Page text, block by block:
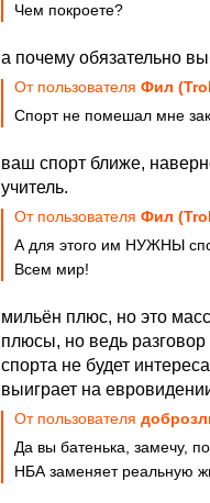
Чем покроете?
а почему обязательно
От пользователя Фил
Спорт не помешал мне
ваш спорт ближе,
учитель.
От пользователя Фил
А для этого им НУЖНЫ
Всем мир!
мильён плюс, но это
плюсы, но ведь
спорта не будет
выиграет на
От пользователя
Да вы батенька, замечу,
НБА заменяет реальную